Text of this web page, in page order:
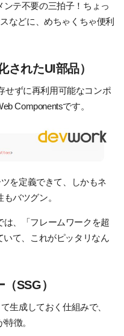
テ不要の三拍子！ちょっ
などに、めちゃくちゃ便利
れたUI部品）
せずに再利用可能なコンポ
Componentsです。
を定義できて、しかもネ
バツグン。
、「フレームワークを超
いて、これがピッタリなん
SSG）
生成しておく仕組みで、
徴。